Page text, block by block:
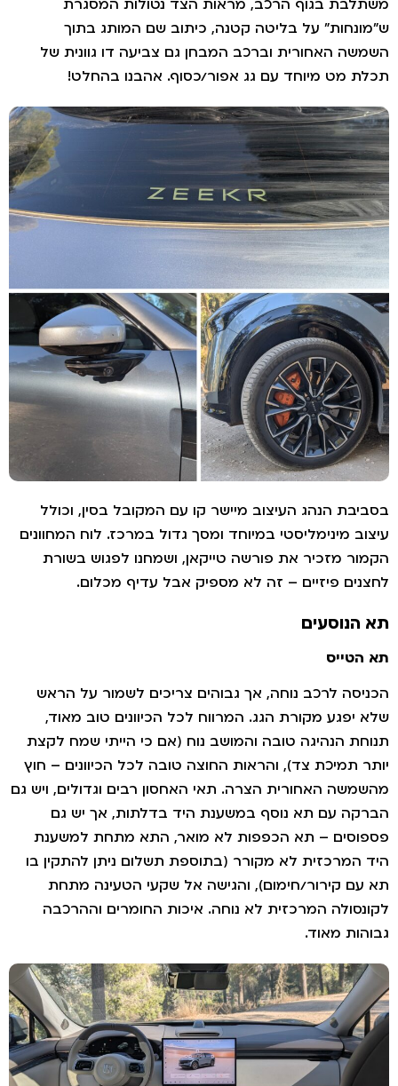
בגוף הרכב, מראות הצד נטולות המסגרת
על בליטה קטנה, כיתוב שם המותג בתוך
האחורית וברכב המבחן גם צביעה דו גוונית של
מט מיוחד עם גג אפור/כסוף. אהבנו בהחלט!
הנהג העיצוב מיישר קו עם המקובל בסין, וכולל
מינימליסטי במיוחד ומסך גדול במרכז. לוח המחוונים
מזכיר את פורשה טייקאן, ושמחנו לפגוש בשורת
פיזיים – זה לא מספיק אבל עדיף מכלום.
הנוסעים
לרכב נוחה, אך גבוהים צריכים לשמור על הראש
יפגע מקורת הגג. המרווח לכל הכיוונים טוב מאוד,
הנהיגה טובה והמושב נוח (אם כי הייתי שמח לקצת
תמיכת צד), והראות החוצה טובה לכל הכיוונים – חוץ
האחורית הצרה. תאי האחסון רבים וגדולים, ויש גם
עם תא נוסף במשענת היד בדלתות, אך יש גם
– תא הכפפות לא מואר, התא מתחת למשענת
המרכזית לא מקורר (בתוספת תשלום ניתן להתקין בו
קירור/חימום), והגישה אל שקעי הטעינה מתחת
המרכזית לא נוחה. איכות החומרים וההרכבה
מאוד.